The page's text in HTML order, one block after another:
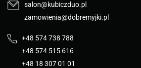
salon@kubiczduo.pl
zamowienia@dobremyjki.pl
+48 574 738 788
+48 574 515 616
+48 18 307 01 01